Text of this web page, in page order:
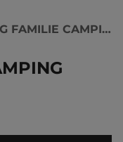
ÅLBORG FAMILIE CAMPING STRANDPARKEN